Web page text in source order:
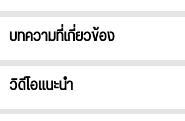
บทความที่เกี่ยวข้อง
วิดีโอแนะนำ